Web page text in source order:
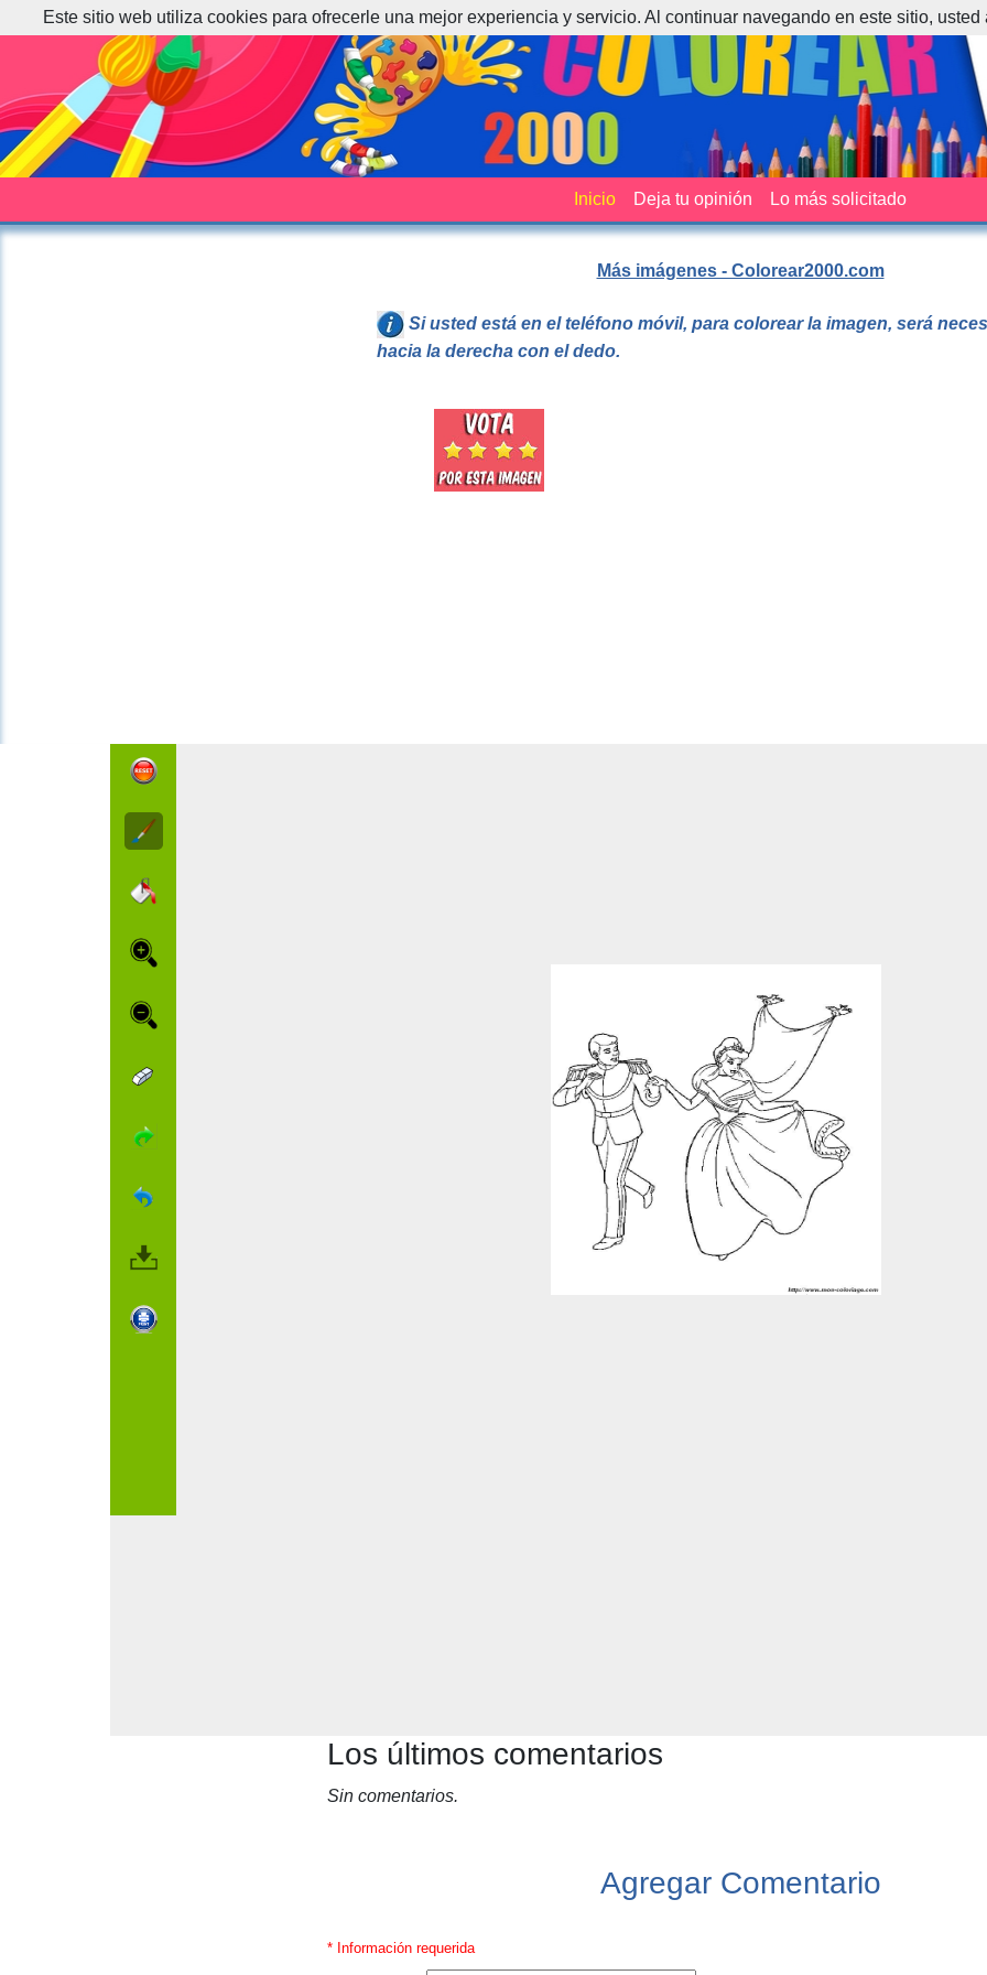
Inicio Deja tu opinión Lo más solicitado
Más imágenes - Colorear2000.com
Si usted está en el teléfono móvil, para colorear la imagen, será
hacia la derecha con el dedo.
Los últimos comentarios
Sin comentarios.
Agregar Comentario
* Información requerida
Este sitio web utiliza cookies para ofrecerle una mejor experiencia y servicio. Al continuar navegando en este sitio,